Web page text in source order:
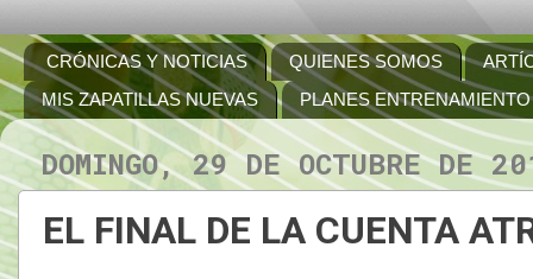
CRÓNICAS Y NOTICIAS QUIENES SOMOS
MIS ZAPATILLAS NUEVAS
PLANES ENTRENAMIENTO
DOMINGO, 29 DE OCTUBRE DE
EL FINAL DE LA CUENTA